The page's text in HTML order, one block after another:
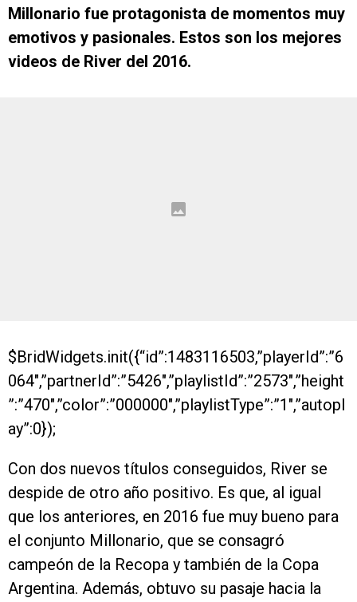
Millonario fue protagonista de momentos muy
emotivos y pasionales. Estos son los mejores
videos de River del 2016.
$BridWidgets.init({“id”:1483116503,”playerId”:”6
064″,”partnerId”:”5426″,”playlistId”:”2573″,”height
”:”470″,”color”:”000000″,”playlistType”:”1″,”autopl
ay”:0});
Con dos nuevos títulos conseguidos, River se
despide de otro año positivo. Es que, al igual
que los anteriores, en 2016 fue muy bueno para
el conjunto Millonario, que se consagró
campeón de la Recopa y también de la Copa
Argentina. Además, obtuvo su pasaje hacia la